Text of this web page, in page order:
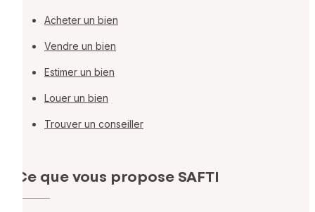
Acheter un bien
Vendre un bien
Estimer un bien
Louer un bien
Trouver un conseiller
Ce que vous propose SAFTI